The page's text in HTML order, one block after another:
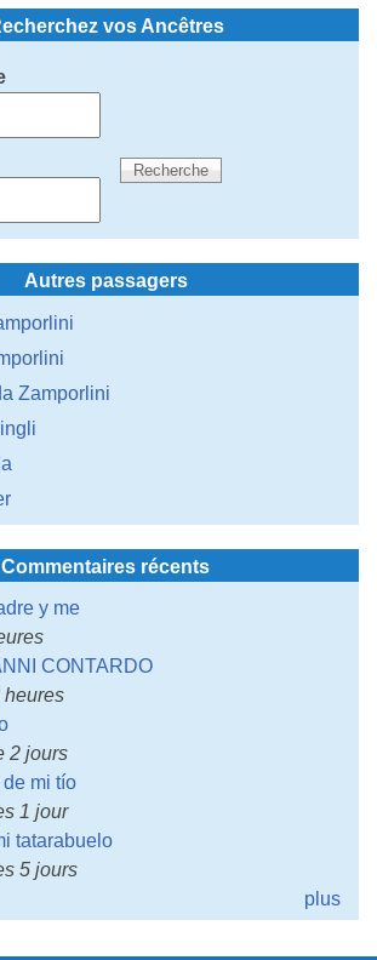
vos Ancêtres
Autres passagers
Zamporlini
Commentaires récents
y me
CONTARDO
heures
2 jours
de mi tío
1 jour
tatarabuelo
5 jours
plus